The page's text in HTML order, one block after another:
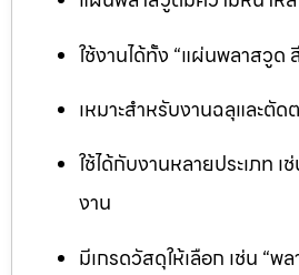
ใช้งานได้ทั้ง “แผ่นพลาสวูด
เหมาะสำหรับงานฉลุและตั
ใช้ได้กับงานหลายประเภท
งาน
มีเกรดวัสดุให้เลือก เช่น “